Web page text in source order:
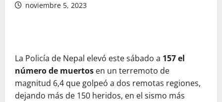
noviembre 5, 2023
La Policía de Nepal elevó este sábado a 157 el
número de muertos en un terremoto de
magnitud 6,4 que golpeó a dos remotas regiones,
dejando más de 150 heridos, en el sismo más